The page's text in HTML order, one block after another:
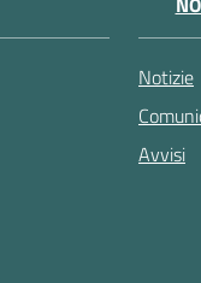
Notizie
Avvisi